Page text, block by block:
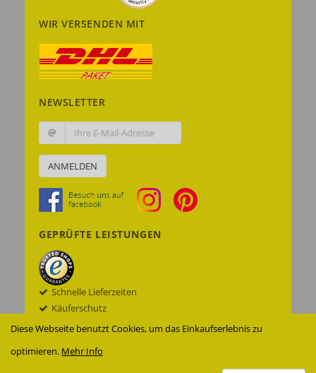
Diese Webseite benutzt Cookies, um das Einkaufserlebnis zu
optimieren. Mehr Info
WIR VERSENDEN MIT
NEWSLETTER
@
ANMELDEN
GEPRÜFTE LEISTUNGEN
Schnelle Lieferzeiten
Käuferschutz
Datenschutz
Verschlüsselung